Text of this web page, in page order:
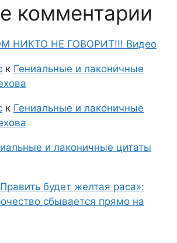
комментарии
НИКТО НЕ ГОВОРИТ!!! Видео
к Гениальные и лаконичные
к Гениальные и лаконичные
и лаконичные цитаты
будет желтая раса»:
сбывается прямо на